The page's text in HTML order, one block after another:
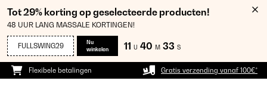
Tot 29% korting op geselecteerde producten!
48 UUR LANG MASSALE KORTINGEN!
FULLSWING29
Nu
winkelen
11 U 40 M 33 S
Flexibele betalingen Gratis verzending vanaf 100€*